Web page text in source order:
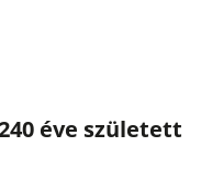
éve született